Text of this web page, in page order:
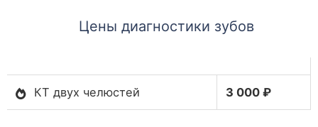
Цены диагностики зубов
КТ двух челюстей 3 000 ₽